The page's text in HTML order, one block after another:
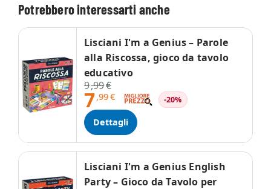
Potrebbero interessarti anche
Lisciani I'm a Genius – Parole
alla Riscossa, gioco da tavolo
educativo
9,99€
7,99€ -20%
Dettagli
Lisciani I'm a Genius English
Party – Gioco da Tavolo per